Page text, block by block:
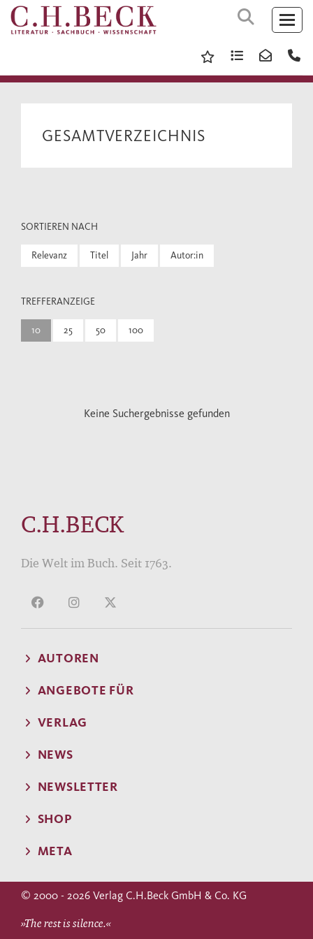
GESAMTVERZEICHNIS
SORTIEREN NACH
Relevanz Titel Jahr Autor:in
TREFFERANZEIGE
10 25 50 100
Keine Suchergebnisse gefunden
C.H.BECK
Die Welt im Buch. Seit 1763.
AUTOREN
ANGEBOTE FÜR
VERLAG
NEWS
NEWSLETTER
SHOP
META
© 2000 - 2026 Verlag C.H.Beck GmbH & Co. KG
»The rest is silence.«